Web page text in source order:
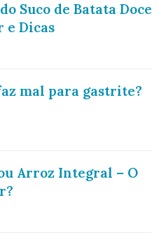
Suco de Batata Doce
e Dicas
mal para gastrite?
Arroz Integral – O